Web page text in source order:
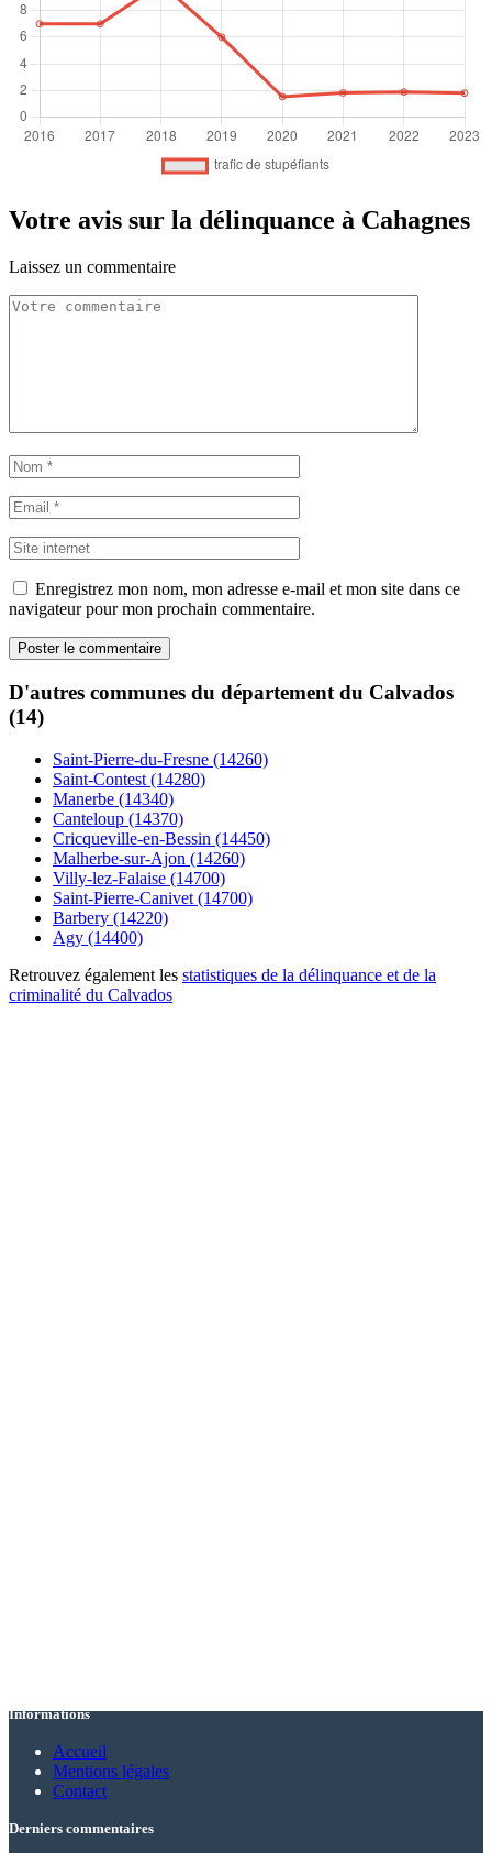
Votre avis sur la délinquance à Cahagnes
Laissez un commentaire
Enregistrez mon nom, mon adresse e-mail et mon site dans ce
navigateur pour mon prochain commentaire.
D'autres communes du département du Calvados
(14)
Saint-Pierre-du-Fresne (14260)
Saint-Contest (14280)
Manerbe (14340)
Canteloup (14370)
Cricqueville-en-Bessin (14450)
Malherbe-sur-Ajon (14260)
Villy-lez-Falaise (14700)
Saint-Pierre-Canivet (14700)
Barbery (14220)
Agy (14400)
Retrouvez également les statistiques de la délinquance et de la
criminalité du Calvados
Informations
Accueil
Mentions légales
Contact
Derniers commentaires